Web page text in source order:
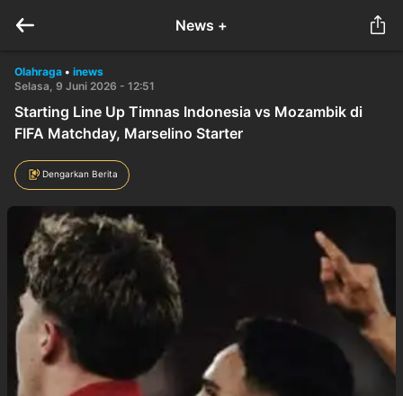
News +
Olahraga • inews
Selasa, 9 Juni 2026 - 12:51
Starting Line Up Timnas Indonesia vs Mozambik di
FIFA Matchday, Marselino Starter
Dengarkan Berita